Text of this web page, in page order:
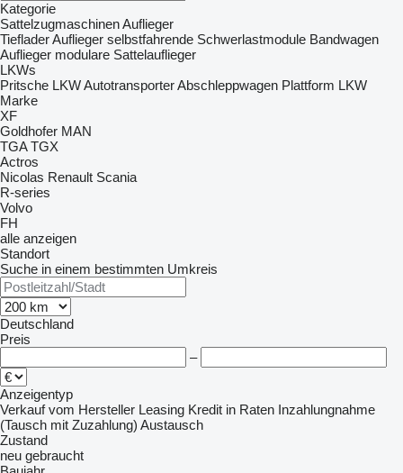
Kategorie
SattelzugmaschinenAuflieger
Tieflader Auflieger selbstfahrende Schwerlastmodule Bandwagen
Auflieger modulare Sattelauflieger
LKWs
Pritsche LKWAutotransporterAbschleppwagen Plattform LKW
Marke
XF
Goldhofer MAN
TGA TGX
Actros
Nicolas Renault Scania
R-series
Volvo
FH
alle anzeigen
Standort
Suche in einem bestimmten Umkreis
Deutschland
Preis
–
Anzeigentyp
Verkauf vom Hersteller Leasing Kredit in Raten Inzahlungnahme
(Tausch mit Zuzahlung) Austausch
Zustand
neu gebraucht